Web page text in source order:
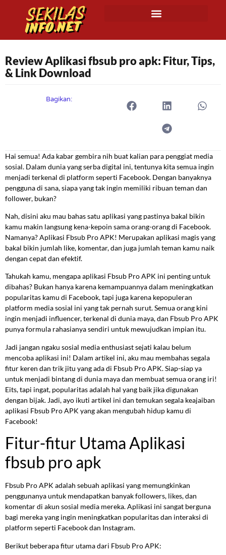
Review Aplikasi fbsub pro apk: Fitur, Tips,
& Link Download
Bagikan:
Hai semua! Ada kabar gembira nih buat kalian para penggiat media
sosial. Dalam dunia yang serba digital ini, tentunya kita semua ingin
menjadi terkenal di platform seperti Facebook. Dengan banyaknya
pengguna di sana, siapa yang tak ingin memiliki ribuan teman dan
follower, bukan?
Nah, disini aku mau bahas satu aplikasi yang pastinya bakal bikin
kamu makin langsung kena-kepoin sama orang-orang di Facebook.
Namanya? Aplikasi Fbsub Pro APK! Merupakan aplikasi magis yang
bakal bikin jumlah like, komentar, dan juga jumlah teman kamu naik
dengan cepat dan efektif.
Tahukah kamu, mengapa aplikasi Fbsub Pro APK ini penting untuk
dibahas? Bukan hanya karena kemampuannya dalam meningkatkan
popularitas kamu di Facebook, tapi juga karena kepopuleran
platform media sosial ini yang tak pernah surut. Semua orang kini
ingin menjadi influencer, terkenal di dunia maya, dan Fbsub Pro APK
punya formula rahasianya sendiri untuk mewujudkan impian itu.
Jadi jangan ngaku sosial media enthusiast sejati kalau belum
mencoba aplikasi ini! Dalam artikel ini, aku mau membahas segala
fitur keren dan trik jitu yang ada di Fbsub Pro APK. Siap-siap ya
untuk menjadi bintang di dunia maya dan membuat semua orang iri!
Eits, tapi ingat, popularitas adalah hal yang baik jika digunakan
dengan bijak. Jadi, ayo ikuti artikel ini dan temukan segala keajaiban
aplikasi Fbsub Pro APK yang akan mengubah hidup kamu di
Facebook!
Fitur-fitur Utama Aplikasi
fbsub pro apk
Fbsub Pro APK adalah sebuah aplikasi yang memungkinkan
penggunanya untuk mendapatkan banyak followers, likes, dan
komentar di akun sosial media mereka. Aplikasi ini sangat berguna
bagi mereka yang ingin meningkatkan popularitas dan interaksi di
platform seperti Facebook dan Instagram.
Berikut beberapa fitur utama dari Fbsub Pro APK: